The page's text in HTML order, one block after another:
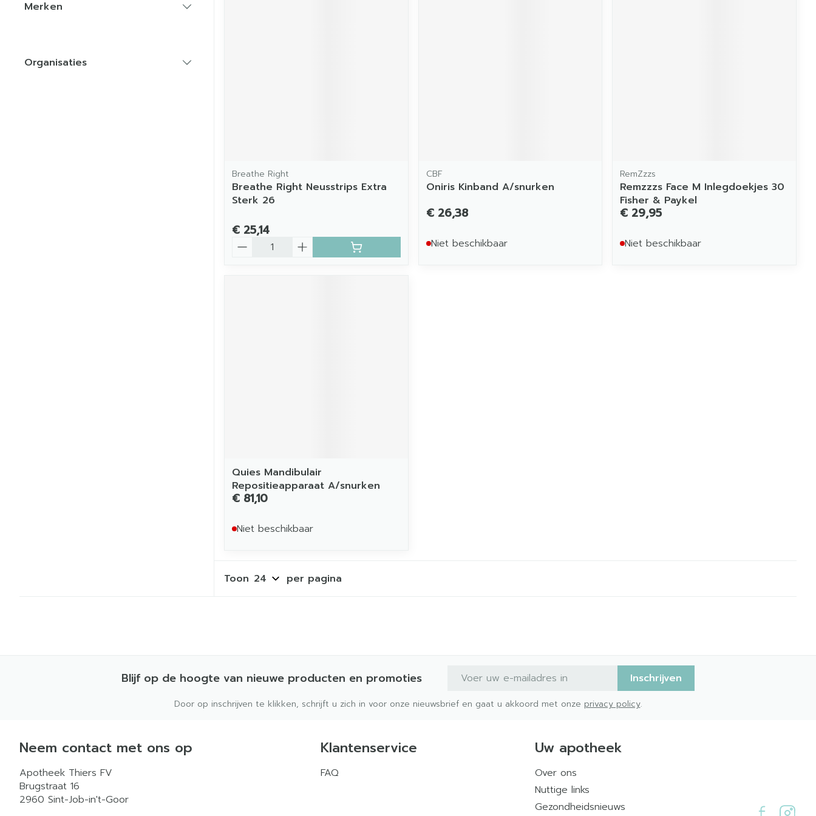
Merken
Organisaties
Breathe Right
Breathe Right Neusstrips Extra
Sterk 26
€ 25,14
CBF
Oniris Kinband A/snurken
€ 26,38
Niet beschikbaar
RemZzzs
Remzzzs Face M Inlegdoekjes 30
Fisher & Paykel
€ 29,95
Niet beschikbaar
Quies Mandibulair
Repositieapparaat A/snurken
€ 81,10
Niet beschikbaar
Toon per pagina
Blijf op de hoogte van nieuwe producten en promoties E-mail adres Inschrijven
Door op inschrijven te klikken, schrijft u zich in voor onze nieuwsbrief en gaat u akkoord met onze privacy policy.
Neem contact met ons op
Apotheek Thiers FV
Brugstraat 16
2960 Sint-Job-in't-Goor
Klantenservice
FAQ
Uw apotheek
Over ons
Nuttige links
Gezondheidsnieuws